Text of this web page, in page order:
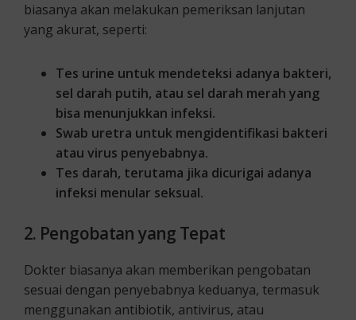
biasanya akan melakukan pemeriksan lanjutan
yang akurat, seperti:
Tes urine untuk mendeteksi adanya bakteri,
sel darah putih, atau sel darah merah yang
bisa menunjukkan infeksi.
Swab uretra untuk mengidentifikasi bakteri
atau virus penyebabnya.
Tes darah, terutama jika dicurigai adanya
infeksi menular seksual.
2. Pengobatan yang Tepat
Dokter biasanya akan memberikan pengobatan
sesuai dengan penyebabnya keduanya, termasuk
menggunakan antibiotik, antivirus, atau